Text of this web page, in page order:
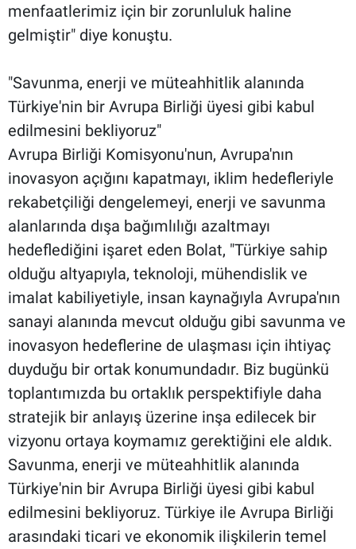
menfaatlerimiz için bir zorunluluk haline
gelmiştir" diye konuştu.
"Savunma, enerji ve müteahhitlik alanında
Türkiye'nin bir Avrupa Birliği üyesi gibi kabul
edilmesini bekliyoruz"
Avrupa Birliği Komisyonu'nun, Avrupa'nın
inovasyon açığını kapatmayı, iklim hedefleriyle
rekabetçiliği dengelemeyi, enerji ve savunma
alanlarında dışa bağımlılığı azaltmayı
hedeflediğini işaret eden Bolat, "Türkiye sahip
olduğu altyapıyla, teknoloji, mühendislik ve
imalat kabiliyetiyle, insan kaynağıyla Avrupa'nın
sanayi alanında mevcut olduğu gibi savunma ve
inovasyon hedeflerine de ulaşması için ihtiyaç
duyduğu bir ortak konumundadır. Biz bugünkü
toplantımızda bu ortaklık perspektifiyle daha
stratejik bir anlayış üzerine inşa edilecek bir
vizyonu ortaya koymamız gerektiğini ele aldık.
Savunma, enerji ve müteahhitlik alanında
Türkiye'nin bir Avrupa Birliği üyesi gibi kabul
edilmesini bekliyoruz. Türkiye ile Avrupa Birliği
arasındaki ticari ve ekonomik ilişkilerin temel